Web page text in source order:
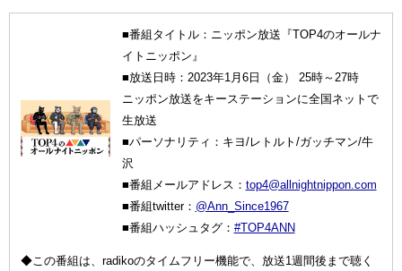
■番組タイトル：ニッポン放送『TOP4のオールナ
イトニッポン』
■放送日時：2023年1月6日（金） 25時～27時
ニッポン放送をキーステーションに全国ネットで
生放送
■パーソナリティ：キヨ/レトルト/ガッチマン/牛
沢
■番組メールアドレス： top4@allnightnippon.com
■番組twitter： @Ann_Since1967
■番組ハッシュタグ： #TOP4ANN
◆この番組は、radikoのタイムフリー機能で、放送1週間後まで聴く